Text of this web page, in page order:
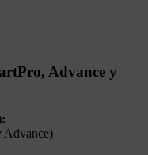
Advance y
Advance)